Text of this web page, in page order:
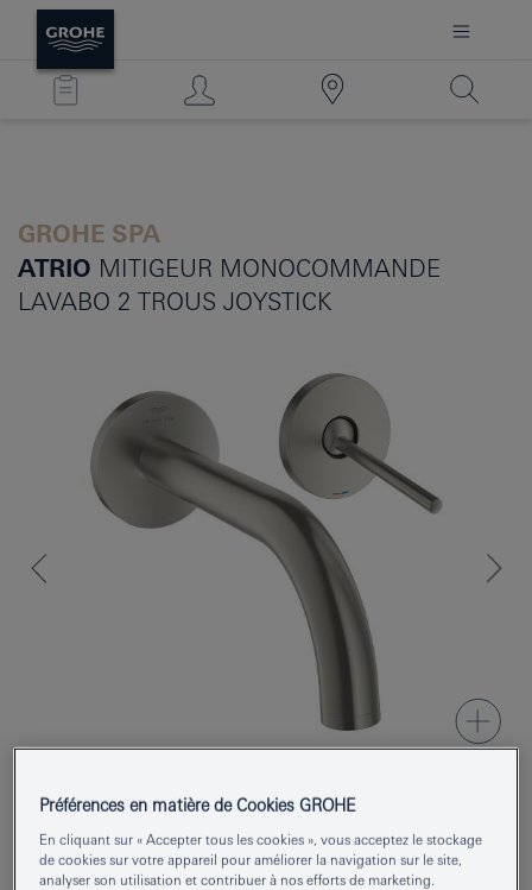
GROHE SPA
ATRIO MITIGEUR MONOCOMMANDE
LAVABO 2 TROUS JOYSTICK
Numéro de produit 29410MS0
EAN 4005176945892
Préférences en matière de Cookies GROHE
En cliquant sur « Accepter tous les cookies », vous acceptez le stockage
de cookies sur votre appareil pour améliorer la navigation sur le site,
analyser son utilisation et contribuer à nos efforts de marketing.